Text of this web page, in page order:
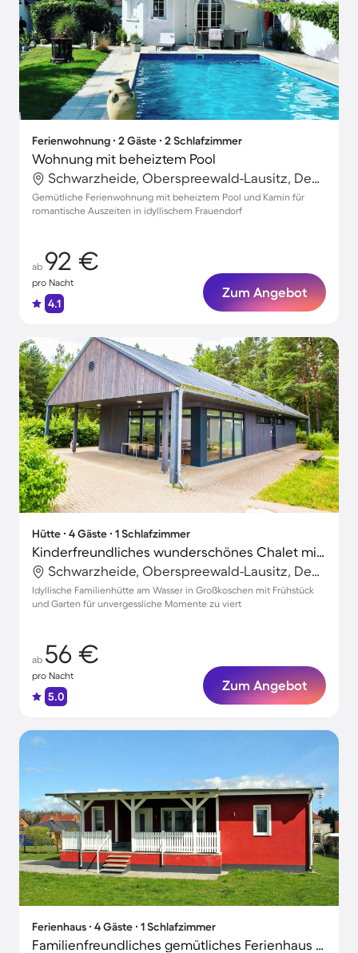
Ferienwohnung ∙ 2 Gäste ∙ 2 Schlafzimmer
Wohnung mit beheiztem Pool
Schwarzheide, Oberspreewald-Lausitz, Deutschland
Gemütliche Ferienwohnung mit beheiztem Pool und Kamin für
romantische Auszeiten in idyllischem Frauendorf
ab 92 €
pro Nacht
4.1
Zum Angebot
Hütte ∙ 4 Gäste ∙ 1 Schlafzimmer
Kinderfreundliches wunderschönes Chalet mit Garten und Terrasse | Nah am Strand
Schwarzheide, Oberspreewald-Lausitz, Deutschland
Idyllische Familienhütte am Wasser in Großkoschen mit Frühstück
und Garten für unvergessliche Momente zu viert
ab 56 €
pro Nacht
5.0
Zum Angebot
Ferienhaus ∙ 4 Gäste ∙ 1 Schlafzimmer
Familienfreundliches gemütliches Ferienhaus mit Terrasse, Pool und Garten | Seeblick